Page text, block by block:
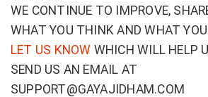
WE CONTINUE TO IMPROVE,
WHAT YOU THINK AND WHAT YOU
LET US KNOW WHICH WILL HELP
SEND US AN EMAIL AT
SUPPORT@GAYAJIDHAM.COM